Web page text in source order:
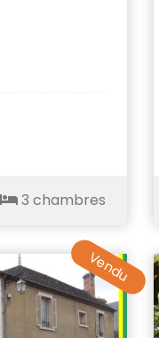
3 chambres
Vendu